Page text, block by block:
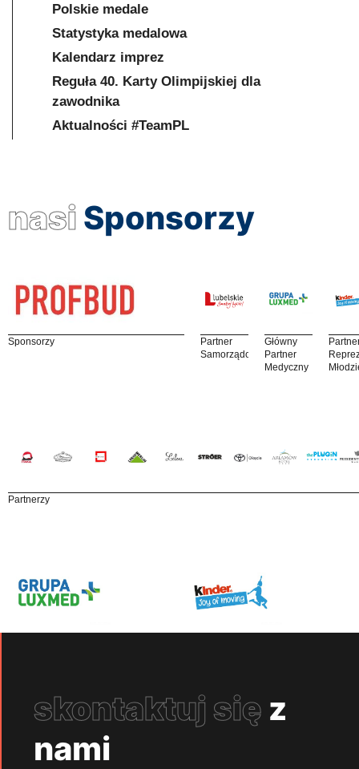
Polskie medale
Statystyka medalowa
Kalendarz imprez
Reguła 40. Karty Olimpijskiej dla
zawodnika
Aktualności #TeamPL
nasi Sponsorzy
Sponsorzy
Partner
Samorządowy
Główny
Partner
Medyczny
Partnerzy
skontaktuj się z
nami